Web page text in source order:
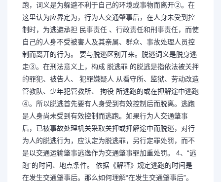
跑，词义是为躲避不利于自己的环境或事物而离开②。在
这里认为应界定为，行为人交通肇事后，在人身未受到控
制时，为逃避承担 民事责任 、行政责任和刑事责任，而使
自己的人身不受被害人及其亲属、群众、事故处理人员控
制而离开的行为。 要与脱逃区别开来。脱逃词义是脱身逃
走③。在刑法意义上，构成 脱逃罪 的脱逃是指依法被关押
的罪犯、被告人、 犯罪嫌疑人 从看守所、监狱、劳动改造
管教队、少年犯管教所、 拘役 所逃跑的或在押解途中逃跑
④。所以脱逃首先要有人身受到有效控制后而脱离。逃跑
是人身尚未受到有效控制而逃跑。如果行为人交通肇事
后，已被事故处理机关采取关押或押解途中而脱逃，对行
为人的脱逃行为，应认定为脱逃罪，另行定罪处罚，而不
是以交通运输肇事逃逸作为交通肇事罪加重处罚。 4、“逃
跑”的时间、地点条件。 依据《解释》规定逃跑的时间是
在发生交通肇事后。那么如何理解“在发生交通肇事后”。